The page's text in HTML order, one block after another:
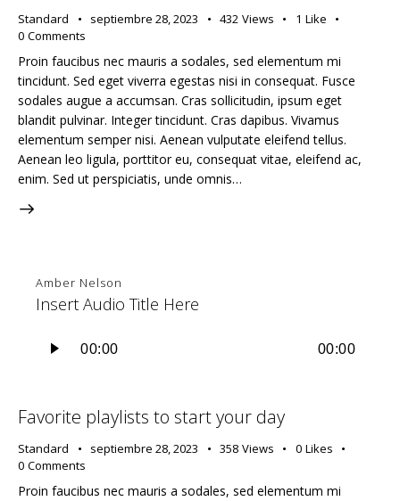
Standard septiembre 28, 2023 432 Views 1 Like
0 Comments
Proin faucibus nec mauris a sodales, sed elementum mi
tincidunt. Sed eget viverra egestas nisi in consequat. Fusce
sodales augue a accumsan. Cras sollicitudin, ipsum eget
blandit pulvinar. Integer tincidunt. Cras dapibus. Vivamus
elementum semper nisi. Aenean vulputate eleifend tellus.
Aenean leo ligula, porttitor eu, consequat vitae, eleifend ac,
enim. Sed ut perspiciatis, unde omnis…
Amber Nelson
Insert Audio Title Here
00:00 00:00
Favorite playlists to start your day
Standard septiembre 28, 2023 358 Views 0 Likes
0 Comments
Proin faucibus nec mauris a sodales, sed elementum mi